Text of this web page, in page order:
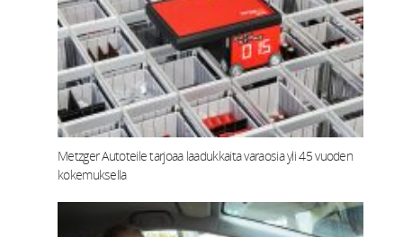
Metzger Autoteile tarjoaa laadukkaita varaosia yli 45 vuoden
kokemuksella